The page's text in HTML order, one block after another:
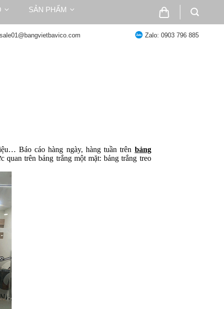
SẢN PHẨM
Zalo: 0903 796 885
Báo cáo hàng ngày, hàng tuần trên bảng
quan trên bảng trắng một mặt:bảng trắng treo